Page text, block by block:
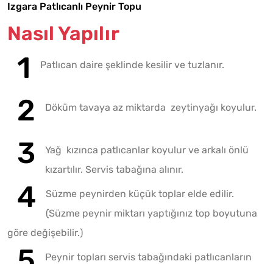
Izgara Patlıcanlı Peynir Topu
Nasıl Yapılır
Patlıcan daire şeklinde kesilir ve tuzlanır.
Döküm tavaya az miktarda zeytinyağı koyulur.
Yağ kızınca patlıcanlar koyulur ve arkalı önlü
kızartılır. Servis tabağına alınır.
Süzme peynirden küçük toplar elde edilir.
(Süzme peynir miktarı yaptığınız top boyutuna
göre değişebilir.)
Peynir topları servis tabağındaki patlıcanların